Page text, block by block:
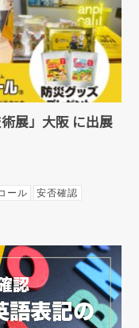
展」大阪 に出展
ール
安否確認